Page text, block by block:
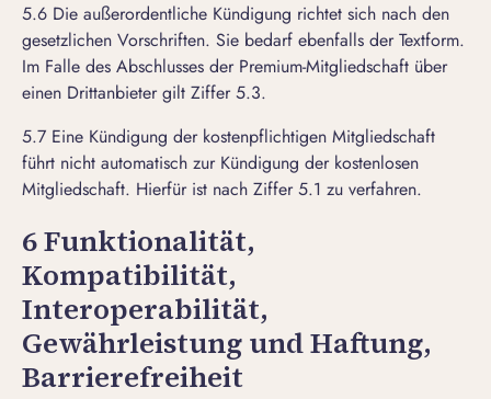
5.6 Die außerordentliche Kündigung richtet sich nach den
gesetzlichen Vorschriften. Sie bedarf ebenfalls der Textform.
Im Falle des Abschlusses der Premium-Mitgliedschaft über
einen Drittanbieter gilt Ziffer 5.3.
5.7 Eine Kündigung der kostenpflichtigen Mitgliedschaft
führt nicht automatisch zur Kündigung der kostenlosen
Mitgliedschaft. Hierfür ist nach Ziffer 5.1 zu verfahren.
6 Funktionalität,
Kompatibilität,
Interoperabilität,
Gewährleistung und Haftung,
Barrierefreiheit